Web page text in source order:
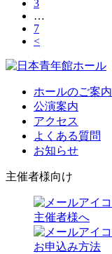
3
…
7
<
ホールのご案内
公演案内
アクセス
よくある質問
お知らせ
主催者様向け
主催者様へ
お申込み方法